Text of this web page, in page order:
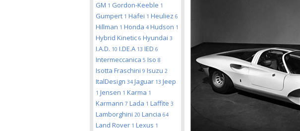
GM 1 Gordon-Keeble 1
Gumpert 1 Hafei 1 Heuliez 6
Hillman 1 Honda 4 Hudson 1
Hybrid Kinetic 6 Hyundai 3
I.A.D. 10 I.DE.A 13 IED 6
Intermeccanica 5 Iso 8
Isotta Fraschini 9 Isuzu 2
ItalDesign 34 Jaguar 13 Jeep
1 Jensen 1 Karma 1
Karmann 7 Lada 1 Laffite 3
Lamborghini 20 Lancia 64
Land Rover 1 Lexus 1